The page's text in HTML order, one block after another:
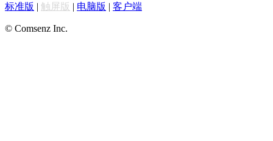
标准版 | 触屏版 | 电脑版 | 客户端
© Comsenz Inc.